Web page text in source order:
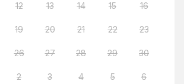
12 13 14 15 16
19 20 21 22 23
26 27 28 29 30
2 3 4 5 6